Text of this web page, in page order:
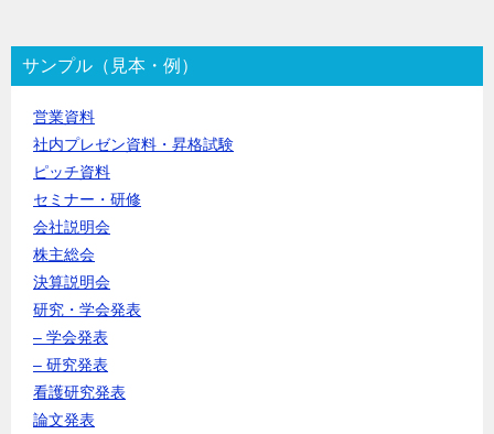
ゲ
ー
シ
サンプル（見本・例）
営業資料
社内プレゼン資料・昇格試験
ピッチ資料
セミナー・研修
会社説明会
株主総会
決算説明会
研究・学会発表
– 学会発表
– 研究発表
看護研究発表
論文発表